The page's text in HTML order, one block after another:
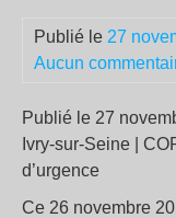
Publié le 27
Aucun
Publié le 27
Ivry-sur-Seine |
d’urgence
Ce 26 novembre